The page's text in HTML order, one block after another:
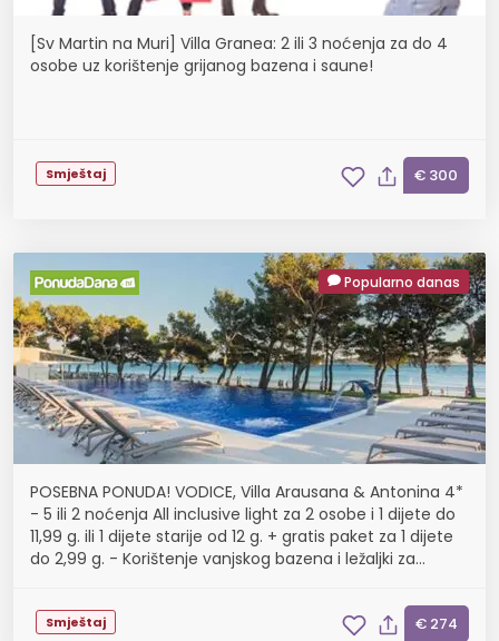
[Sv Martin na Muri] Villa Granea: 2 ili 3 noćenja za do 4
osobe uz korištenje grijanog bazena i saune!
Smještaj € 300
Popularno danas
POSEBNA PONUDA! VODICE, Villa Arausana & Antonina 4*
- 5 ili 2 noćenja All inclusive light za 2 osobe i 1 dijete do
11,99 g. ili 1 dijete starije od 12 g. + gratis paket za 1 dijete
do 2,99 g. - Korištenje vanjskog bazena i ležaljki za
Smještaj € 274